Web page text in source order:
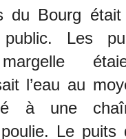
du Bourg
Les
l’eau au
à une
Le puits